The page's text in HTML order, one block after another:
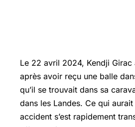
Le 22 avril 2024, Kendji Girac
après avoir reçu une balle
qu’il se trouvait dans sa
dans les Landes. Ce qui
accident s’est rapidement